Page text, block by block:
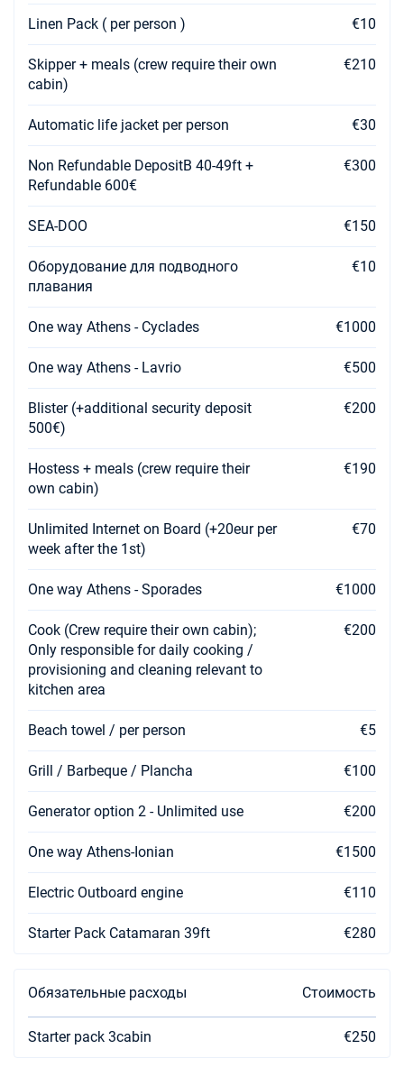
07/08/2027 - 14/08/2027 €5939
Забронировать
14/08/2027 - 21/08/2027 €5400
Забронировать
21/08/2027 - 28/08/2027 €5400
Забронировать
€5400
04/09/2027 - 11/09/2027
11/09/2027 - 18/09/2027 €4700
Забронировать
€4700
Забронировать
€3800
02/10/2027 - 09/10/2027 €3135
Забронировать
09/10/2027 - 16/10/2027
Забронировать
€3135
Забронировать
23/10/2027 - 30/10/2027
Забронировать
€2970
Забронировать
06/11/2027 - 13/11/2027 €3300
Забронировать
13/11/2027 - 20/11/2027 €3300
Забронировать
20/11/2027 - 27/11/2027 €3300
Забронировать
27/11/2027 - 04/12/2027
04/12/2027 - 11/12/2027
Забронировать
Linen Pack ( per person ) €10
Skipper + meals (crew require their own
cabin)
€210
Automatic life jacket per person €30
Non Refundable DepositB 40-49ft +
Refundable 600€
€300
SEA-DOO €150
Оборудование для подводного
плавания
€10
One way Athens - Cyclades €1000
One way Athens - Lavrio €500
Blister (+additional security deposit
500€)
€200
Hostess + meals (crew require their
own cabin)
€190
Unlimited Internet on Board (+20eur per
week after the 1st)
€70
One way Athens - Sporades €1000
Cook (Crew require their own cabin);
Only responsible for daily cooking /
provisioning and cleaning relevant to
kitchen area
€200
Beach towel / per person €5
Grill / Barbeque / Plancha €100
Generator option 2 - Unlimited use €200
One way Athens-Ionian €1500
Electric Outboard engine €110
Starter Pack Catamaran 39ft €280
Обязательные расходы Стоимость
Starter pack 3cabin €250